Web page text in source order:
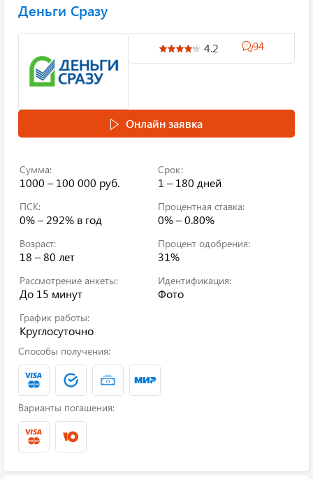
Деньги Сразу
4.2 94
Онлайн заявка
Сумма:
1000 – 100 000 руб.
Срок:
1 – 180 дней
ПСК:
0% – 292% в год
Процентная ставка:
0% – 0.80%
Возраст:
18 – 80 лет
Процент одобрения:
31%
Рассмотрение анкеты:
До 15 минут
Идентификация:
Фото
График работы:
Круглосуточно
Способы получения:
Варианты погашения: